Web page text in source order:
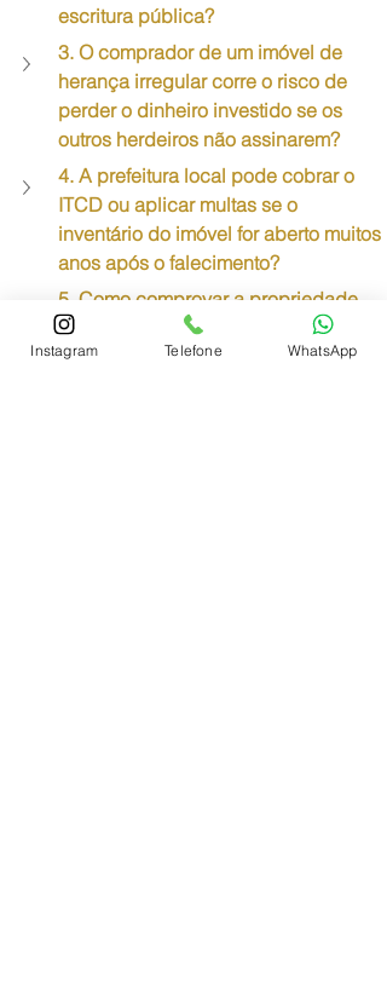
escritura pública?
3. O comprador de um imóvel de
herança irregular corre o risco de
perder o dinheiro investido se os
outros herdeiros não assinarem?
4. A prefeitura local pode cobrar o
ITCD ou aplicar multas se o
inventário do imóvel for aberto muitos
anos após o falecimento?
5. Como comprovar a propriedade
de um imóvel de herança se o
falecido possuía apenas um contrato
Instagram Telefone WhatsApp